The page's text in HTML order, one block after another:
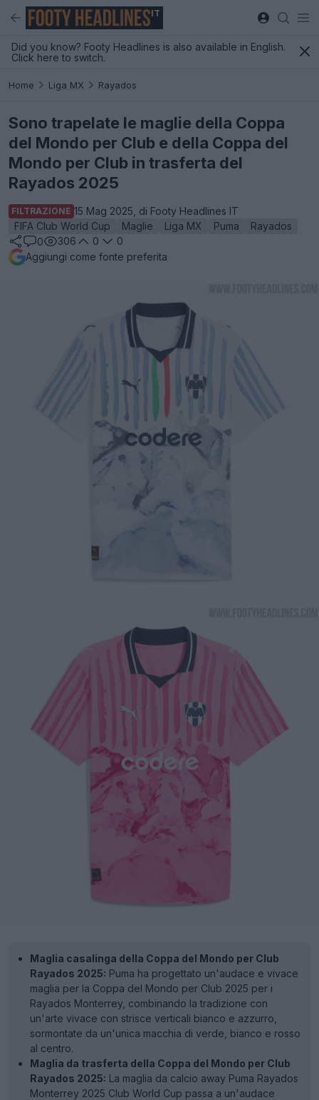
IT
Did you know? Footy Headlines is also available in English.
Click here to switch.
Home Liga MX Rayados
Sono trapelate le maglie della Coppa
del Mondo per Club e della Coppa del
Mondo per Club in trasferta del
Rayados 2025
FILTRAZIONE 15 Mag 2025, di Footy Headlines IT
FIFA Club World Cup
Maglie Liga MX Puma
Rayados
0
306 0
0
Aggiungi come fonte preferita
Maglia casalinga della Coppa del Mondo per Club
Rayados 2025: Puma ha progettato un'audace e vivace
maglia per la Coppa del Mondo per Club 2025 per i
Rayados Monterrey, combinando la tradizione con
un'arte vivace con strisce verticali bianco e azzurro,
sormontate da un'unica macchia di verde, bianco e rosso
al centro.
Maglia da trasferta della Coppa del Mondo per Club
Rayados 2025: La maglia da calcio away Puma Rayados
Monterrey 2025 Club World Cup passa a un'audace